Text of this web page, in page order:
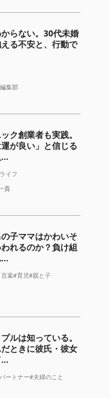
らない。30代未婚
る不安と、行動で
集部
ク創業者も実践。
運が良い」と信じる
イフ
貴
子ママはかわいそ
れるのか？負け組
葉#育児#親と子
ルは知っている。
ときに彼氏・彼女
ートナー#夫婦のこと